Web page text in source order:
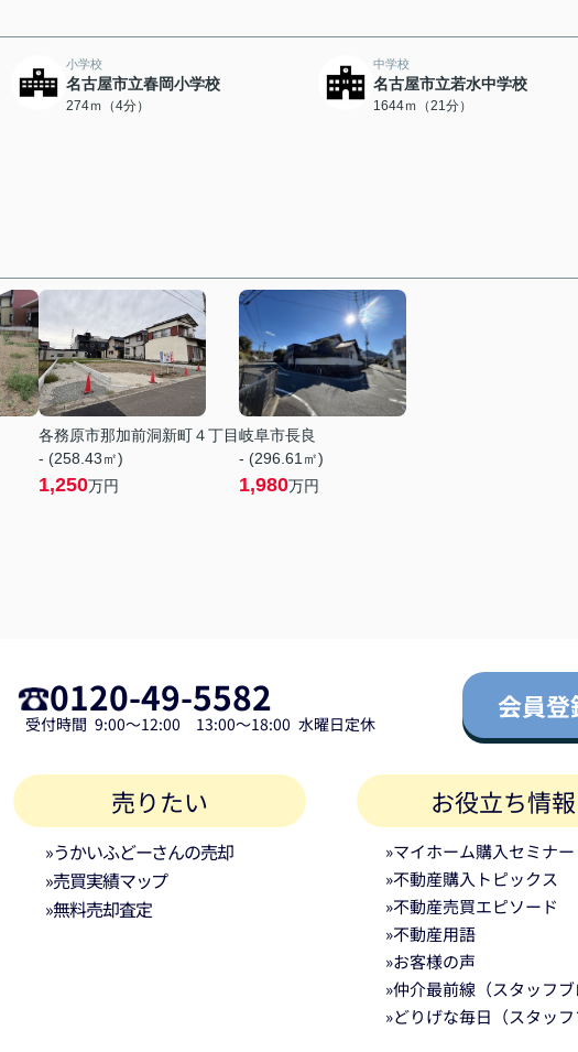
小学校
名古屋市立春岡小学校
274ｍ（4分）
中学校
名古屋市立若水中学校
1644ｍ（21分）
各務原市那加前洞新町４丁目
- (258.43㎡)
1,250万円
岐阜市長良
- (296.61㎡)
1,980万円
0120-49-5582
受付時間 9:00～12:00 13:00～18:00 水曜日定休
会員登
売りたい
»うかいふどーさんの売却
»売買実績マップ
»無料売却査定
お役立ち情報
»マイホーム購入セミナー
»不動産購入トピックス
»不動産売買エピソード
»不動産用語
»お客様の声
»仲介最前線（スタッフ
»どりげな毎日（スタッ